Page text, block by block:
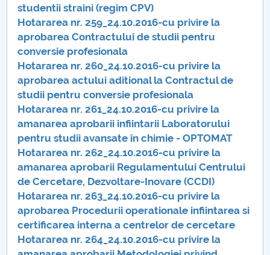
Relații Publice
Relații Internaționale
PNRR
Proiect PRIM STUD
Proiect SU-ETIC
Protecția datelor personale
UNIVERSITATE pentru comunitate
IOSUD/CSUD-Doctorate
Comisie de etica unversitară
studentii straini (regim CPV)
Hotararea nr. 259_24.10.2016-cu privire la
aprobarea Contractului de studii pentru
conversie profesionala
Hotararea nr. 260_24.10.2016-cu privire la
aprobarea actului aditional la Contractul de
studii pentru conversie profesionala
Hotararea nr. 261_24.10.2016-cu privire la
amanarea aprobarii infiintarii Laboratorului
pentru studii avansate în chimie - OPTOMAT
Hotararea nr. 262_24.10.2016-cu privire la
amanarea aprobarii Regulamentului Centrului
de Cercetare, Dezvoltare-Inovare (CCDI)
Hotararea nr. 263_24.10.2016-cu privire la
aprobarea Procedurii operationale infiintarea si
certificarea interna a centrelor de cercetare
Hotararea nr. 264_24.10.2016-cu privire la